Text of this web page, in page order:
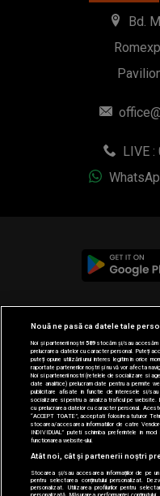
Bd.
LIVE
© 2019-2026 DOGAN
Nouă ne pasă ca datele tale
Noi și partenerii noștri589stocăm și/sau accesăm
prelucrarea datelor cu caracter personal. Puteți
puteți opune utilizării unui interes legitim în orice
raportate partenerilor noștri și nu vă vor afecta
Noi si partenerii nostri (retelele de socializare si
date analitice) prelucram date pentru a permite
publicitare afisate in functie de interesele si/
socializare si pentru a analiza traficul pe website.
cu prelucrarea datelor cu caracter personal.
“ACCEPT TOATE”, acceptati folosirea tuturor
stocarea/accesarea informatiilor de catre
INDIVIDUAL” puteti schimba preferintele in
functionarea website-ului.
Atât noi, cât și partenerii noștri
Stocarea și/sau accesarea informațiilor de pe
pentru selectarea conținutului personalizat.
personalizat. Utilizarea profilurilor pentru